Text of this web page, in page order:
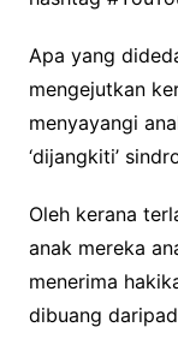
Apa yang
mengejutkan
menyayangi
‘dijangkiti’
Oleh kerana
anak mereka
menerima
dibuang